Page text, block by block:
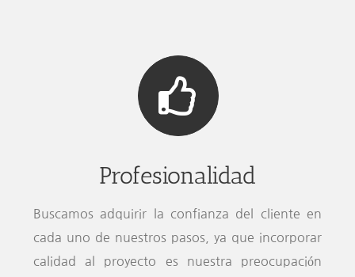
Profesionalidad
Buscamos adquirir la confianza del cliente en
cada uno de nuestros pasos, ya que incorporar
calidad al proyecto es nuestra preocupación